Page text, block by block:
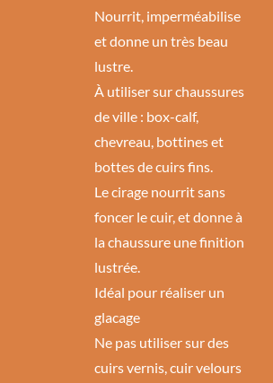
Nourrit, imperméabilise
et donne un très beau
lustre.
À utiliser sur chaussures
de ville : box-calf,
chevreau, bottines et
bottes de cuirs fins.
Le cirage nourrit sans
foncer le cuir, et donne à
la chaussure une finition
lustrée.
Idéal pour réaliser un
glacage
Ne pas utiliser sur des
cuirs vernis, cuir velours